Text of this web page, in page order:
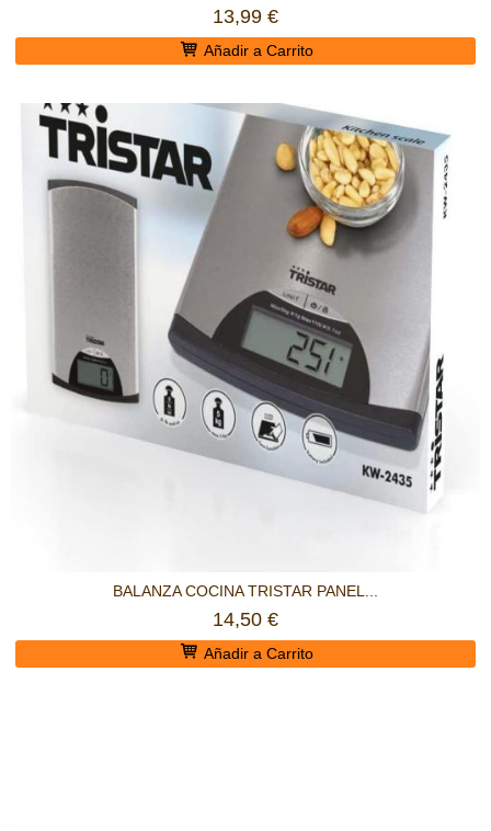
13,99 €
Añadir a Carrito
BALANZA COCINA TRISTAR PANEL...
14,50 €
Añadir a Carrito